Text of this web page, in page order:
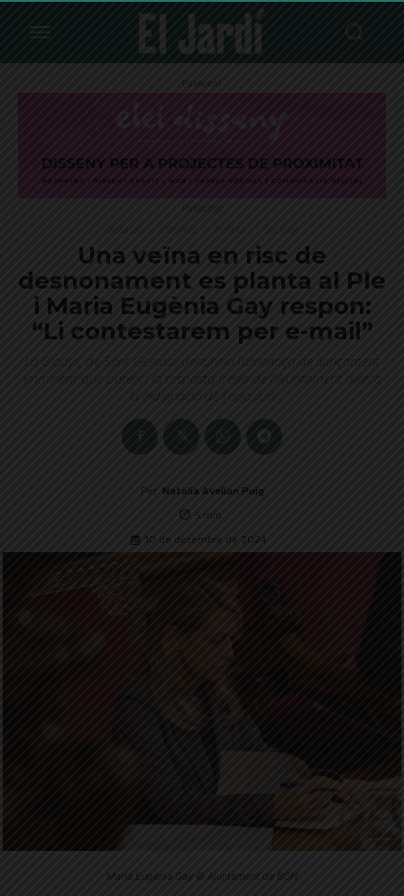
Publicitat
Publicitat
Una veïna en risc de
desnonament es planta al Ple
i Maria Eugènia Gay respon:
“Li contestarem per e-mail”
La Gladys, de Sant Gervasi, denuncia l’amenaça de llançament
imminent que pateix i la resposta freda de l'Ajuntament aixeca
la indignació de l'oposició
Per Natalia Avellan Puig
5min.
10 de desembre de 2024
Maria Eugènia Gay © Ajuntament de BCN